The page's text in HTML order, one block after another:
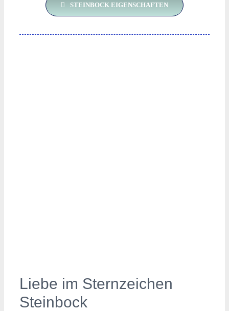
STEINBOCK EIGENSCHAFTEN
Liebe im Sternzeichen
Steinbock